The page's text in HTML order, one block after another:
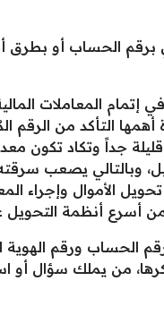
برقم الحساب أو
المعاملات
التأكد من الرقم
جداً وتكاد تكون
الأموال وإجراء
من أسرع أنظمة
ورقم الهوية
من يملك سؤال أو